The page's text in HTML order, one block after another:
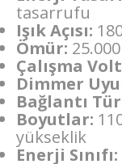
tasarrufu
Işık Açısı:
Ömür:
Çalışma
Dimmer
Bağlantı
Boyutlar:
yükseklik
Enerji Sınıfı: